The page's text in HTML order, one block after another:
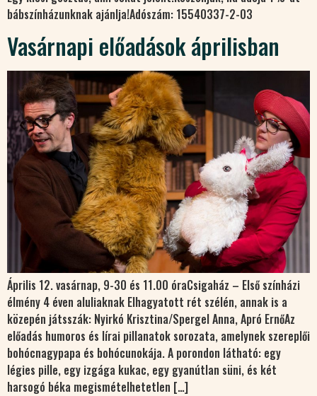
bábszínházunknak ajánlja!Adószám: 15540337-2-03
Vasárnapi előadások áprilisban
Április 12. vasárnap, 9-30 és 11.00 óraCsigaház – Első színházi
élmény 4 éven aluliaknak Elhagyatott rét szélén, annak is a
közepén játsszák: Nyirkó Krisztina/Spergel Anna, Apró ErnőAz
előadás humoros és lírai pillanatok sorozata, amelynek szereplői
bohócnagypapa és bohócunokája. A porondon látható: egy
légies pille, egy izgága kukac, egy gyanútlan süni, és két
harsogó béka megismételhetetlen […]